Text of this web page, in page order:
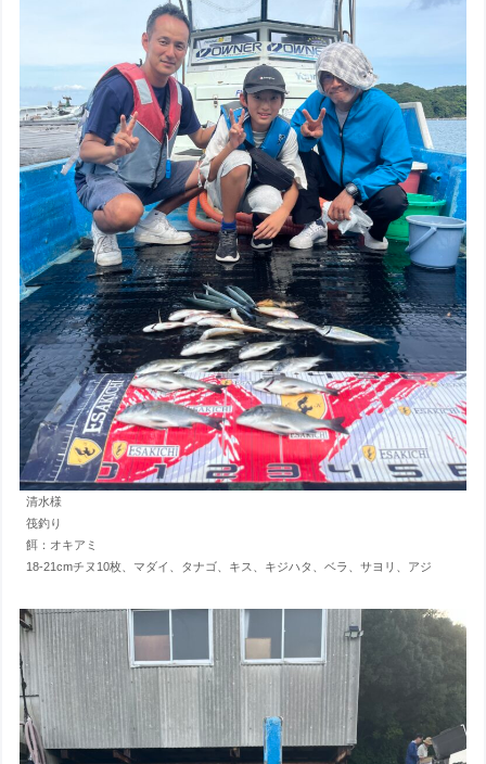
清水様
筏釣り
餌：オキアミ
18-21cmチヌ10枚、マダイ、タナゴ、キス、キジハタ、ベラ、サヨリ、アジ